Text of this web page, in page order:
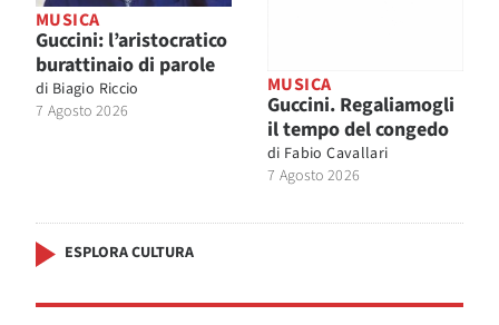
MUSICA
Guccini: l’aristocratico
burattinaio di parole
di Biagio Riccio
7 Agosto 2026
MUSICA
Guccini. Regaliamogli
il tempo del congedo
di Fabio Cavallari
7 Agosto 2026
ESPLORA CULTURA